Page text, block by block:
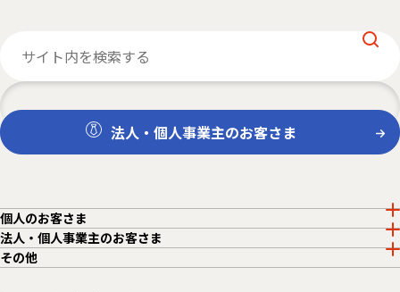
法人・個人事業主のお客さま
個人のお客さま
法人・個人事業主のお客さま
その他